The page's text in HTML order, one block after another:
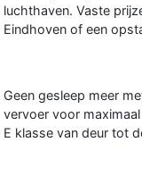
luchthaven. Vaste
Eindhoven of een
Geen gesleep meer
vervoer voor
E klasse van deur tot